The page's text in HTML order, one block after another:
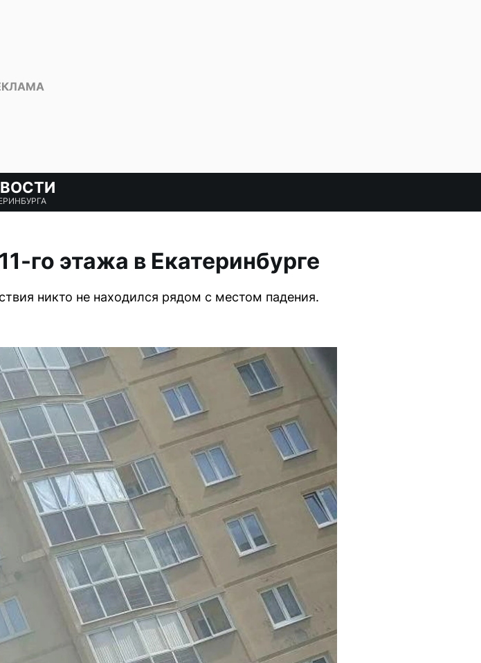
го этажа в Екатеринбурге
никто не находился рядом с местом падения.